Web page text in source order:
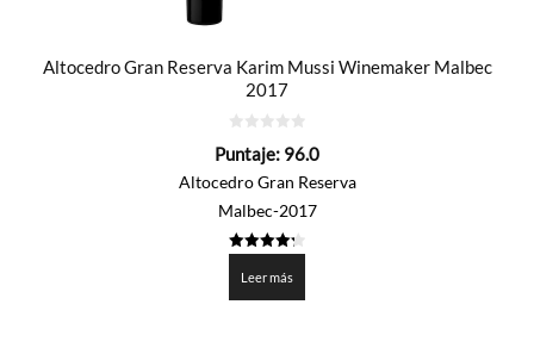
Altocedro Gran Reserva Karim Mussi Winemaker Malbec
2017
de
Puntaje: 96.0
Altocedro Gran Reserva
Malbec-2017
de 5
Leer más